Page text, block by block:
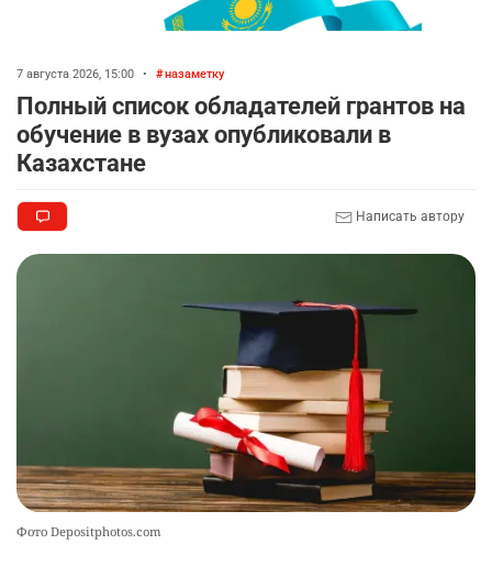
автокредиты за вознаграждение
8
🦻 Казахстанцы смогут получать слуховые
аппараты без инвалидности
2303 1 25
9
содержание некоторых предметов
🏇 В Астане наказали мужчину, который ездил
37
7 августа 2026, 15:00 • назаметку
Полный список обладателей грантов на
обучение в вузах опубликовали в
Казахстане
Написать автору
Фото Depositphotos.com